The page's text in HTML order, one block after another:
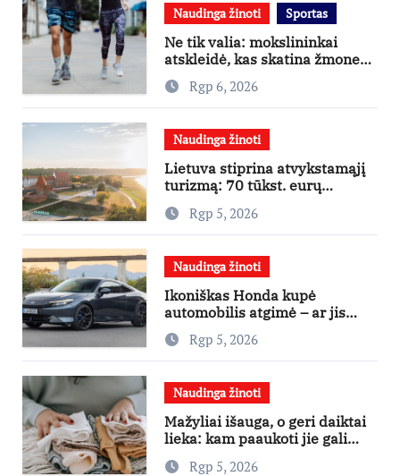
Naudinga žinoti Sportas
Ne tik valia: mokslininkai
atskleidė, kas skatina žmones
daugiau judėti
Rgp 6, 2026
Naudinga žinoti
Lietuva stiprina atvykstamąjį
turizmą: 70 tūkst. eurų
investicijų užsienio turistams
pritraukti
Rgp 5, 2026
Naudinga žinoti
Ikoniškas Honda kupė
automobilis atgimė – ar jis
pateisins pirkėjų lūkesčius?
Rgp 5, 2026
Naudinga žinoti
Mažyliai išauga, o geri daiktai
lieka: kam paaukoti jie gali
būti aukso vertės?
Rgp 5, 2026